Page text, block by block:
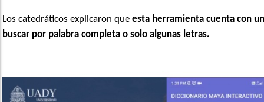
Los catedráticos explicaron queesta herramienta cuenta con
buscar por palabra completa o solo algunas letras.